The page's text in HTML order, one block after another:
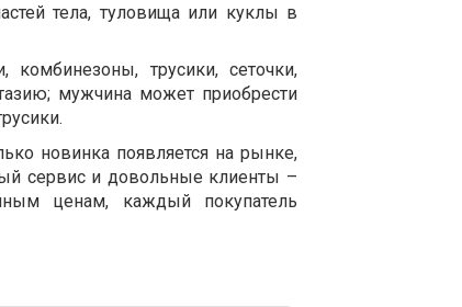
тела, туловища или куклы в
трусики, сеточки,
мужчина может приобрести
новинка появляется на рынке,
сервис и довольные клиенты –
ценам, каждый покупатель